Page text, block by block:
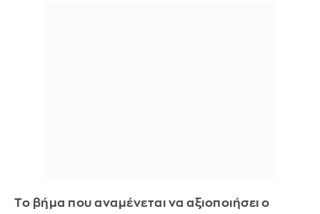
Το βήμα που αναμένεται να αξιοποιήσει ο